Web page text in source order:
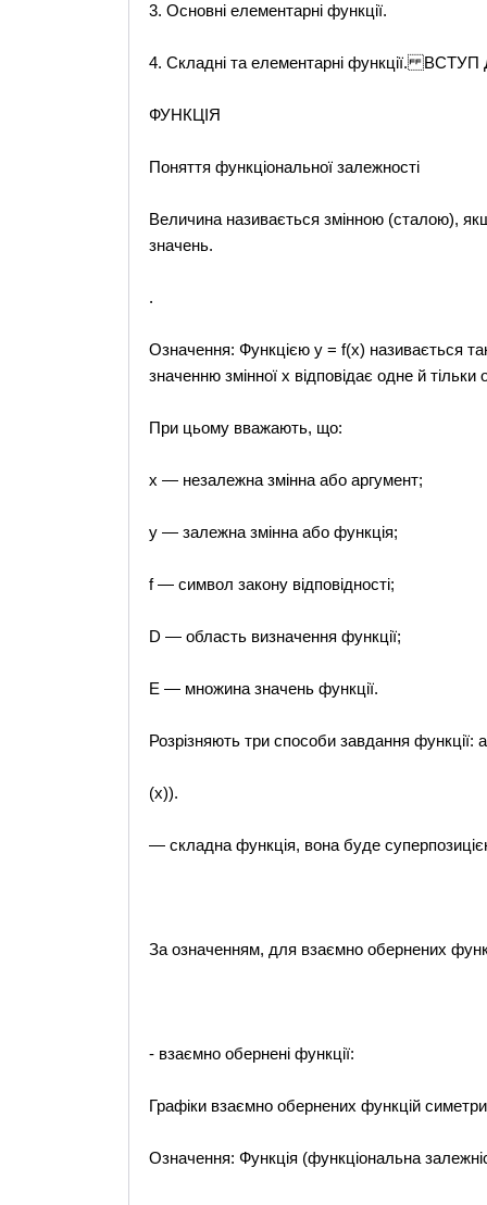
3. Основні елементарні функції.
4. Складні та елементарні функції.
ФУНКЦІЯ
Поняття функціональної залежності
Величина називається змінною (сталою),
значень.
.
Означення: Функцією у = f(x) називається
значенню змінної х відповідає одне й тільки
При цьому вважають, що:
х — незалежна змінна або аргумент;
у — залежна змінна або функція;
f — символ закону відповідності;
D — область визначення функції;
Е — множина значень функції.
Розрізняють три способи завдання функції:
(х)).
— складна функція, вона буде
За означенням, для взаємно обернених
- взаємно обернені функції:
Графіки взаємно обернених функцій
Означення: Функція (функціональна